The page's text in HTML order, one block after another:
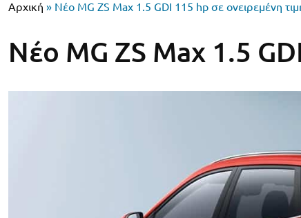
Αρχική » Νέο MG ZS Max 1.5 GDI 115 hp σε ονειρεμένη
Νέο MG ZS Max 1.5